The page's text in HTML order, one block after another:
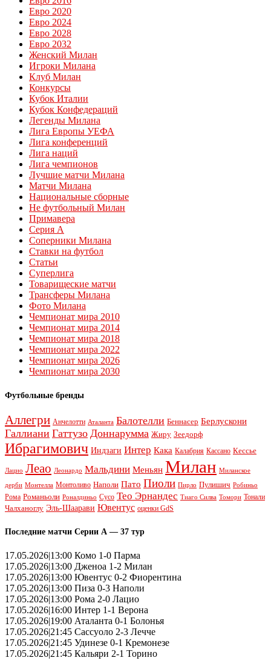
Евро 2020
Евро 2024
Евро 2028
Евро 2032
Женский Милан
Игроки Милана
Клуб Милан
Конкурсы
Кубок Италии
Кубок Конфедераций
Легенды Милана
Лига Европы УЕФА
Лига конференций
Лига наций
Лига чемпионов
Лучшие матчи Милана
Матчи Милана
Национальные сборные
Не футбольный Милан
Примавера
Серия А
Соперники Милана
Ставки на футбол
Статьи
Суперлига
Товарищеские матчи
Трансферы Милана
Фото Милана
Чемпионат мира 2010
Чемпионат мира 2014
Чемпионат мира 2018
Чемпионат мира 2022
Чемпионат мира 2026
Чемпионат мира 2030
Футбольные бренды
Аллегри Анчелотти Аталанта Балотелли Беннасер Берлускони
Галлиани Гаттузо Доннарумма Жиру Зеедорф
Ибрагимович Индзаги Интер Кака Калабрия Кассано Кессье
Лацио Леао Леонардо Мальдини Меньян Милан Миланское
дерби Монтелла Монтоливо Наполи Пато Пиоли Пирло Пулишич Робиньо
Рома Романьоли Роналдиньо Сусо Тео Эрнандес Тиаго Силва Томори Тонали
Чалханоглу Эль-Шаарави Ювентус оценки GdS
Последние матчи Серии А — 37 тур
17.05.2026|13:00 Комо 1-0 Парма
17.05.2026|13:00 Дженоа 1-2 Милан
17.05.2026|13:00 Ювентус 0-2 Фиорентина
17.05.2026|13:00 Пиза 0-3 Наполи
17.05.2026|13:00 Рома 2-0 Лацио
17.05.2026|16:00 Интер 1-1 Верона
17.05.2026|19:00 Аталанта 0-1 Болонья
17.05.2026|21:45 Сассуоло 2-3 Лечче
17.05.2026|21:45 Удинезе 0-1 Кремонезе
17.05.2026|21:45 Кальяри 2-1 Торино